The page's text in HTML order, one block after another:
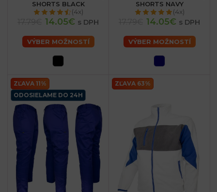
SHORTS BLACK
(4x)
14.05€ s DPH
VÝBER MOŽNOSTÍ
SHORTS NAVY
(4x)
14.05€ s DPH
VÝBER MOŽNOSTÍ
ZĽAVA 11%
ODOSIELAME DO 24H
ZĽAVA 63%